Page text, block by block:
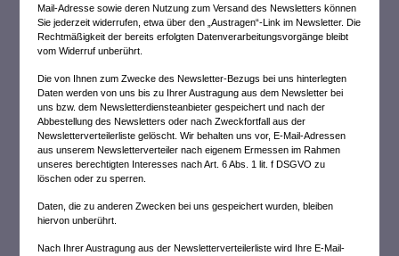
Mail-Adresse sowie deren Nutzung zum Versand des Newsletters können
Sie jederzeit widerrufen, etwa über den „Austragen“-Link im Newsletter. Die
Rechtmäßigkeit der bereits erfolgten Datenverarbeitungsvorgänge bleibt
vom Widerruf unberührt.
Die von Ihnen zum Zwecke des Newsletter-Bezugs bei uns hinterlegten
Daten werden von uns bis zu Ihrer Austragung aus dem Newsletter bei
uns bzw. dem Newsletterdiensteanbieter gespeichert und nach der
Abbestellung des Newsletters oder nach Zweckfortfall aus der
Newsletterverteilerliste gelöscht. Wir behalten uns vor, E-Mail-Adressen
aus unserem Newsletterverteiler nach eigenem Ermessen im Rahmen
unseres berechtigten Interesses nach Art. 6 Abs. 1 lit. f DSGVO zu
löschen oder zu sperren.
Daten, die zu anderen Zwecken bei uns gespeichert wurden, bleiben
hiervon unberührt.
Nach Ihrer Austragung aus der Newsletterverteilerliste wird Ihre E-Mail-